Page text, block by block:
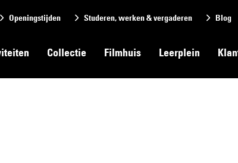
Collectie Filmhuis Leerplein
Openingstijden Studeren, werken & vergaderen Blog